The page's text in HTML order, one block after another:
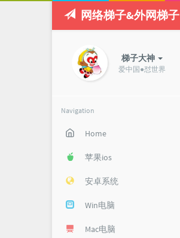
网络梯子&外网梯子
梯子大神
爱中国●怼世界
Navigation
Home
苹果ios
安卓系统
Win电脑
Mac电脑